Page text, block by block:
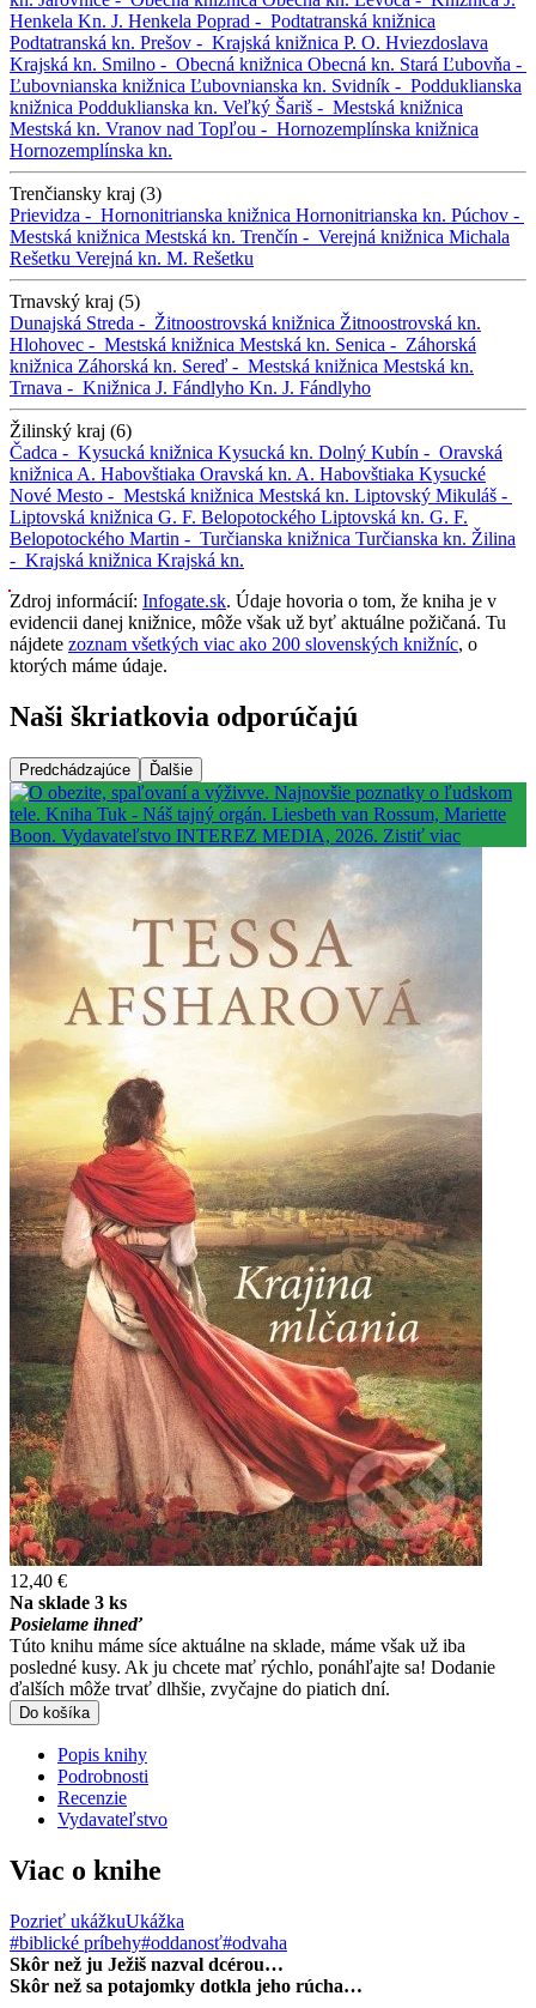
Henkela Kn. J. Henkela Poprad - Podtatranská knižnica
Podtatranská kn. Prešov - Krajská knižnica P. O. Hviezdoslava
Krajská kn. Smilno - Obecná knižnica Obecná kn. Stará Ľubovňa -
Ľubovnianska knižnica Ľubovnianska kn. Svidník - Podduklianska
knižnica Podduklianska kn. Veľký Šariš - Mestská knižnica
Mestská kn. Vranov nad Topľou - Hornozemplínska knižnica
Hornozemplínska kn.
Trenčiansky kraj (3)
Prievidza - Hornonitrianska knižnica Hornonitrianska kn. Púchov -
Mestská knižnica Mestská kn. Trenčín - Verejná knižnica Michala
Rešetku Verejná kn. M. Rešetku
Trnavský kraj (5)
Dunajská Streda - Žitnoostrovská knižnica Žitnoostrovská kn.
Hlohovec - Mestská knižnica Mestská kn. Senica - Záhorská
knižnica Záhorská kn. Sereď - Mestská knižnica Mestská kn.
Trnava - Knižnica J. Fándlyho Kn. J. Fándlyho
Žilinský kraj (6)
Čadca - Kysucká knižnica Kysucká kn. Dolný Kubín - Oravská
knižnica A. Habovštiaka Oravská kn. A. Habovštiaka Kysucké
Nové Mesto - Mestská knižnica Mestská kn. Liptovský Mikuláš -
Liptovská knižnica G. F. Belopotockého Liptovská kn. G. F.
Belopotockého Martin - Turčianska knižnica Turčianska kn. Žilina
- Krajská knižnica Krajská kn.
Zdroj informácií: Infogate.sk. Údaje hovoria o tom, že kniha je v
evidencii danej knižnice, môže však už byť aktuálne požičaná. Tu
nájdete zoznam všetkých viac ako 200 slovenských knižníc, o
ktorých máme údaje.
Naši škriatkovia odporúčajú
Predchádzajúce Ďalšie
12,40 €
Na sklade 3 ks
Posielame ihneď
Túto knihu máme síce aktuálne na sklade, máme však už iba
posledné kusy. Ak ju chcete mať rýchlo, ponáhľajte sa! Dodanie
ďalších môže trvať dlhšie, zvyčajne do piatich dní.
Do košíka
Popis knihy
Podrobnosti
Recenzie
Vydavateľstvo
Viac o knihe
Pozrieť ukážkuUkážka
#biblické príbehy#oddanosť#odvaha
Skôr než ju Ježiš nazval dcérou…
Skôr než sa potajomky dotkla jeho rúcha…